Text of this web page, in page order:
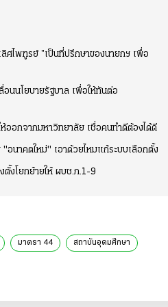
ศไพฑูรย์ ”เป็นที่ปรึกษาของนายกฯ เพื่อ
นนโยบายรัฐบาล เพื่อให้ทันต่อ
ห้ออกจากมหาวิทยาลัย เชื่อคนทำดีต้องได้ดี
นาคตใหม่" เอาด้วยไหมแก้ระบบเลือกตั้ง
ตั้งโยกย้ายให้ ผบช.ภ.1-9
มาตรา 44 สถาบันอุดมศึกษา